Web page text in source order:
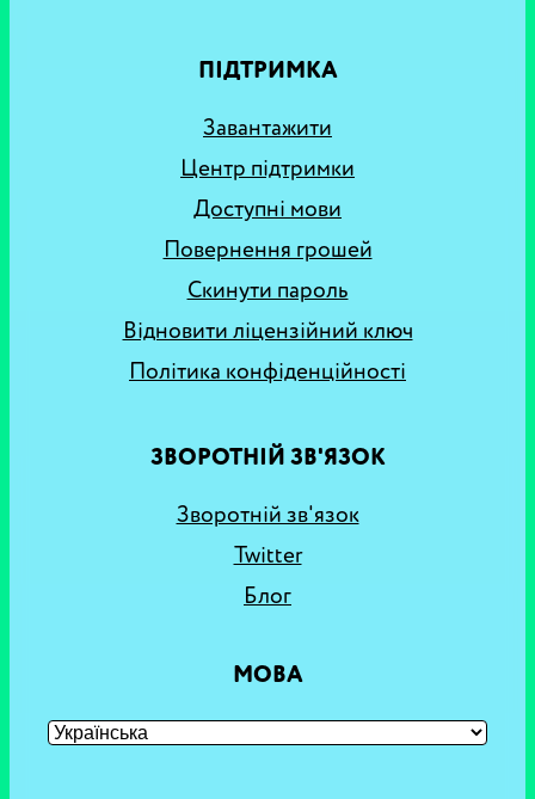
ПІДТРИМКА
Завантажити
Центр підтримки
Доступні мови
Повернення грошей
Скинути пароль
Відновити ліцензійний ключ
Політика конфіденційності
ЗВОРОТНІЙ ЗВ'ЯЗОК
Зворотній зв'язок
Twitter
Блог
МОВА